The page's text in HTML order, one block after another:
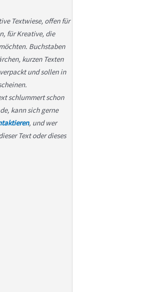
Textwiese, offen für
für Kreative, die
Buchstaben
kurzen Texten
und sollen in
schlummert schon
kann sich gerne
, und wer
Text oder dieses